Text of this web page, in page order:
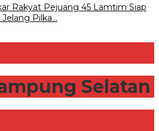
Rakyat Pejuang 45 Lamtim Siap
Pilka…
Selatan